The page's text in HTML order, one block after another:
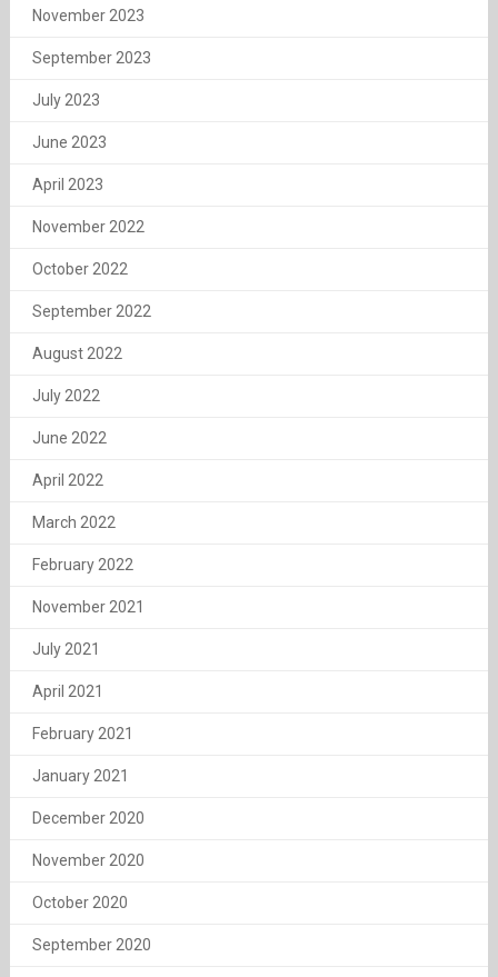
November 2023
September 2023
July 2023
June 2023
April 2023
November 2022
October 2022
September 2022
August 2022
July 2022
June 2022
April 2022
March 2022
February 2022
November 2021
July 2021
April 2021
February 2021
January 2021
December 2020
November 2020
October 2020
September 2020